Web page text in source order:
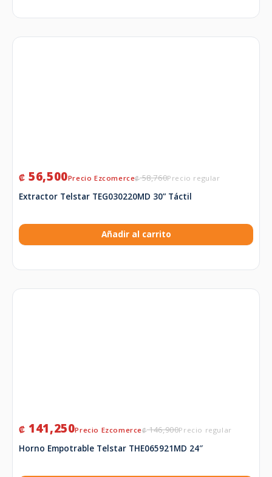
₡58,760
₡ 56,500
Extractor Telstar TEG030220MD 30” Táctil
Añadir al carrito
₡146,900
₡ 141,250
Horno Empotrable Telstar THE065921MD 24″